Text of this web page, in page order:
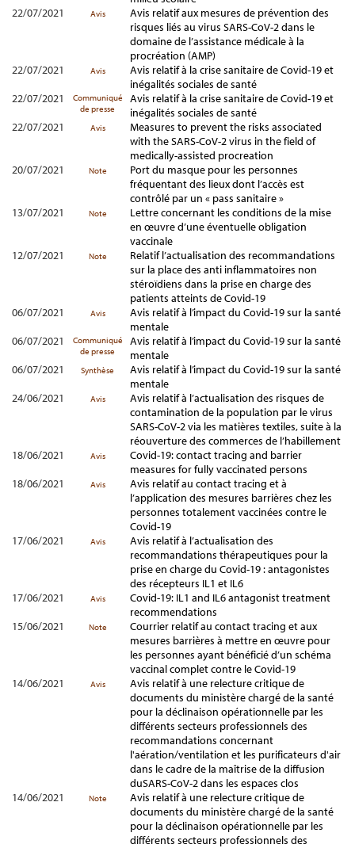
22/07/2021
Avis
Avis relatif aux mesures de prévention des
risques liés au virus SARS-CoV-2 dans le
domaine de l’assistance médicale à la
procréation (AMP)
22/07/2021
Avis
Avis relatif à la crise sanitaire de Covid-19 et
inégalités sociales de santé
22/07/2021
Communiqué
de presse
Avis relatif à la crise sanitaire de Covid-19 et
inégalités sociales de santé
22/07/2021
Avis
Measures to prevent the risks associated
with the SARS-CoV-2 virus in the field of
medically-assisted procreation
20/07/2021
Note
Port du masque pour les personnes
fréquentant des lieux dont l’accès est
contrôlé par un « pass sanitaire »
13/07/2021
Note
Lettre concernant les conditions de la mise
en œuvre d’une éventuelle obligation
vaccinale
12/07/2021
Note
Relatif l’actualisation des recommandations
sur la place des anti inflammatoires non
stéroïdiens dans la prise en charge des
patients atteints de Covid-19
06/07/2021
Avis
Avis relatif à l’impact du Covid-19 sur la santé
mentale
06/07/2021
Communiqué
de presse
Avis relatif à l’impact du Covid-19 sur la santé
mentale
06/07/2021
Synthèse
Avis relatif à l’impact du Covid-19 sur la santé
mentale
24/06/2021
Avis
Avis relatif à l’actualisation des risques de
contamination de la population par le virus
SARS-CoV-2 via les matières textiles, suite à la
réouverture des commerces de l’habillement
18/06/2021
Avis
Covid-19: contact tracing and barrier
measures for fully vaccinated persons
18/06/2021
Avis
Avis relatif au contact tracing et à
l’application des mesures barrières chez les
personnes totalement vaccinées contre le
Covid-19
17/06/2021
Avis
Avis relatif à l’actualisation des
recommandations thérapeutiques pour la
prise en charge du Covid-19 : antagonistes
des récepteurs IL1 et IL6
17/06/2021
Avis
Covid-19: IL1 and IL6 antagonist treatment
recommendations
15/06/2021
Note
Courrier relatif au contact tracing et aux
mesures barrières à mettre en œuvre pour
les personnes ayant bénéficié d’un schéma
vaccinal complet contre le Covid-19
14/06/2021
Avis
Avis relatif à une relecture critique de
documents du ministère chargé de la santé
pour la déclinaison opérationnelle par les
différents secteurs professionnels des
recommandations concernant
l'aération/ventilation et les purificateurs d'air
dans le cadre de la maîtrise de la diffusion
duSARS-CoV-2 dans les espaces clos
14/06/2021
Note
Avis relatif à une relecture critique de
documents du ministère chargé de la santé
pour la déclinaison opérationnelle par les
différents secteurs professionnels des